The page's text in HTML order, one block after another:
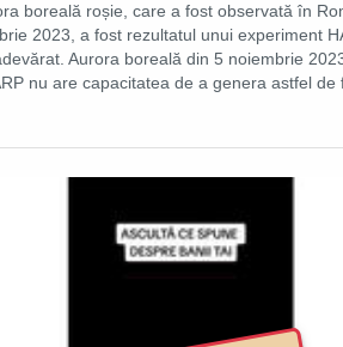
boreală roșie, care a fost observată în
2023, a fost rezultatul unui experiment
Aurora boreală din 5 noiembrie
nu are capacitatea de a genera astfel de